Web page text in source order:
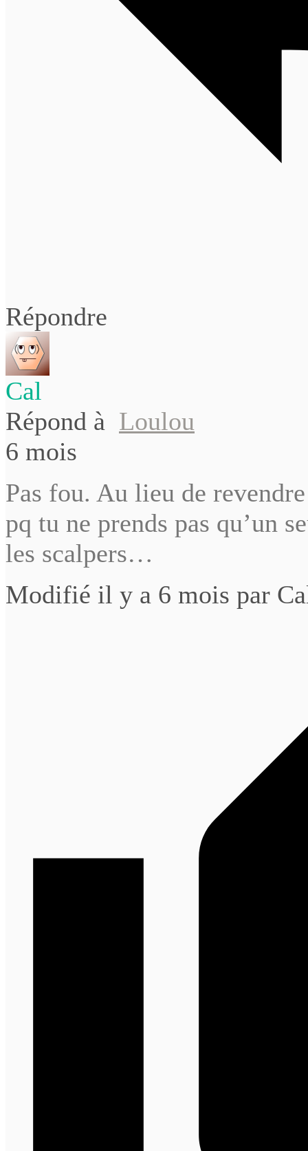
Répondre
Cal
Répond à Loulou
6 mois
Pas fou. Au lieu de
pq tu ne prends pas qu’un
les scalpers…
Modifié il y a 6 mois par